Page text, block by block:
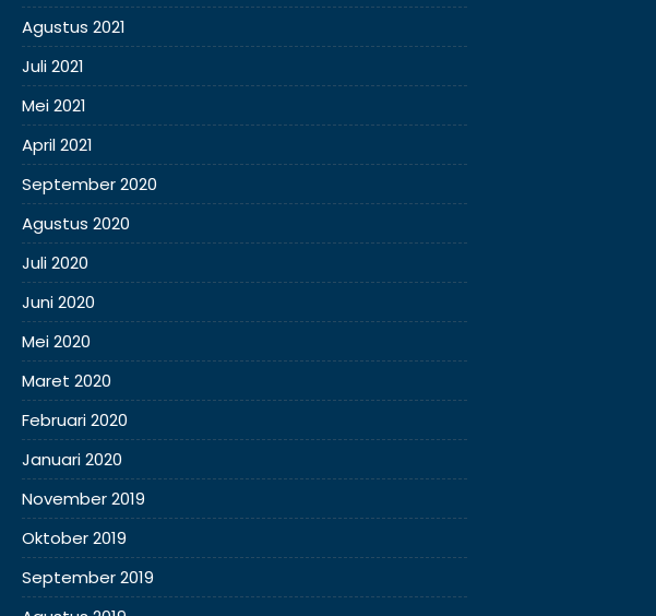
Agustus 2021
Juli 2021
Mei 2021
April 2021
September 2020
Agustus 2020
Juli 2020
Juni 2020
Mei 2020
Maret 2020
Februari 2020
Januari 2020
November 2019
Oktober 2019
September 2019